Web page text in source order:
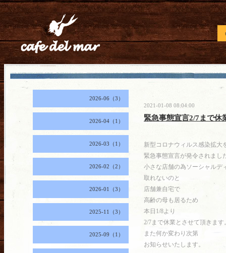
2026-06（3）
2026-04（1）
2026-03（1）
2026-02（2）
2026-01（3）
2025-11（3）
2025-09（1）
2021-01-08 08:04:00
緊急事態宣言2/7まで休
新型コロナウィルス感染拡大
緊急事態宣言が発令されまし
小さな店舗の為ソーシャルデ
取れないのと
店舗兼自宅で
高齢の母も居るため
本日1/8より
2/7まで休業とさせて頂きます
また何か変わり次第
お知らせいたします。